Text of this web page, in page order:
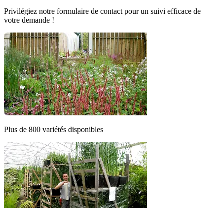
Privilégiez notre formulaire de contact pour un suivi efficace de
votre demande !
Plus de 800 variétés disponibles